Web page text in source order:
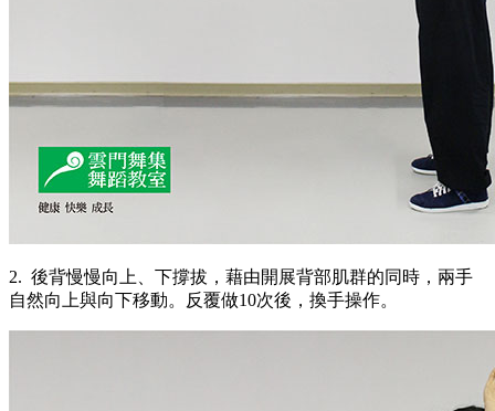
2. 後背慢慢向上、下撐拔，藉由開展背部肌群的同時，兩手
自然向上與向下移動。反覆做10次後，換手操作。